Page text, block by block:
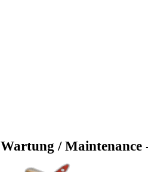
Wartung / Maintenance